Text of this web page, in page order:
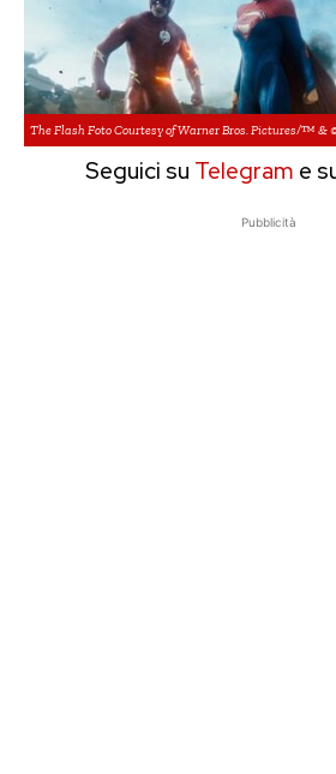
The Flash Foto Courtesy of Warner Bros. Pictures/™ &
Seguici su Telegram e
Pubblicità